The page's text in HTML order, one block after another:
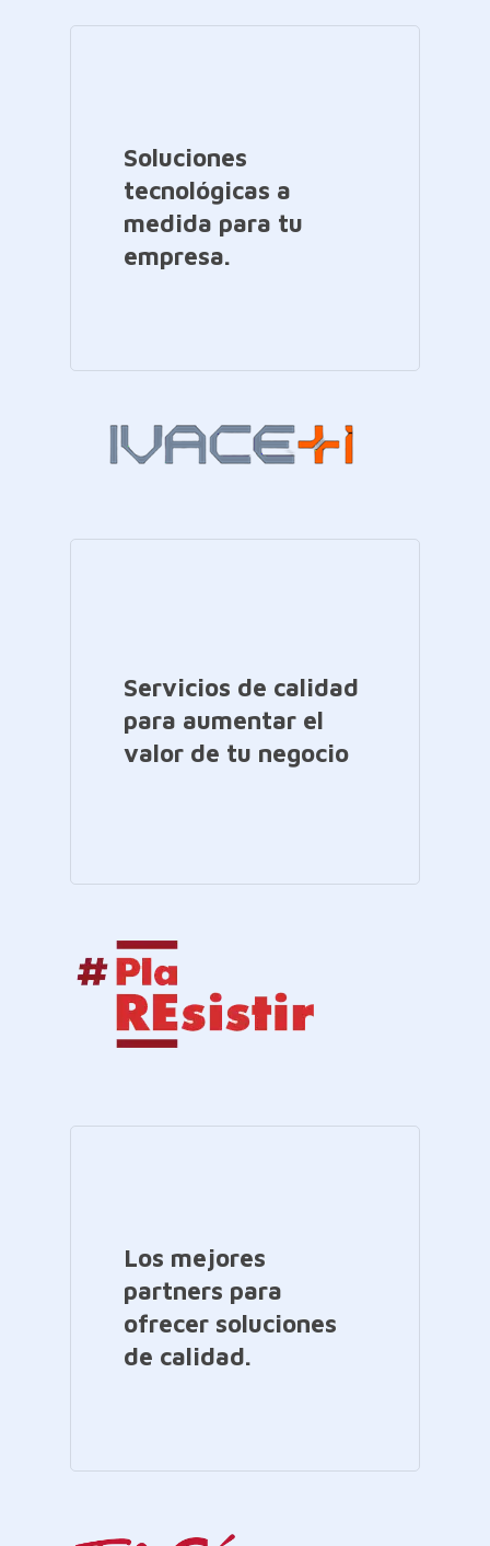
Soluciones
tecnológicas a
medida para tu
empresa.
Servicios de calidad
para aumentar el
valor de tu negocio
Los mejores
partners para
ofrecer soluciones
de calidad.